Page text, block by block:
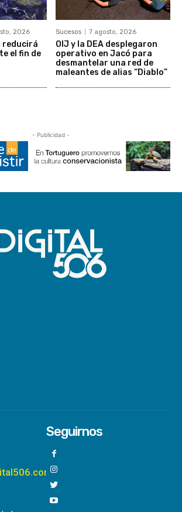
2026
reducirá
el fin de
Sucesos 7 agosto, 2026
OIJ y la DEA desplegaron
operativo en Jacó para
desmantelar una red de
maleantes de alias “Diablo”
- Publicidad -
Seguirnos